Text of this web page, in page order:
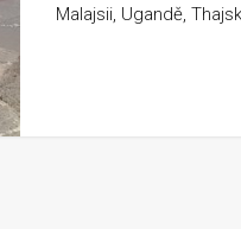
Malajsii, Ugandě,